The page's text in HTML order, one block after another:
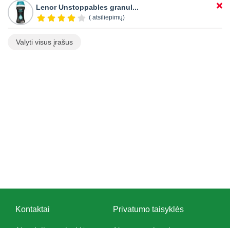
Lenor Unstoppables granul...
( atsiliepimų)
Valyti visus įrašus
Kontaktai Privatumo taisyklės